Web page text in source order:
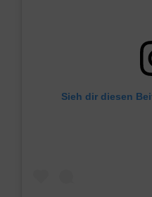
Sieh dir diesen